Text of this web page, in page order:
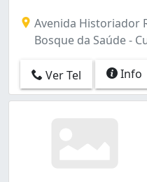
Avenida Historiador
Bosque da Saúde -
Ver Tel Info